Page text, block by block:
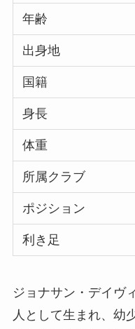
年齢
出身地
国籍
身長
体重
所属クラブ
ポジション
利き足
ジョナサン・デイヴ
人として生まれ、幼